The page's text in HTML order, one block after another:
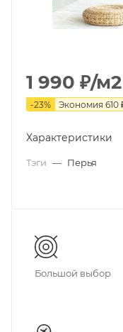
1 990 ₽/м2
-23% Экономия 610
Характеристики
Тэги — Перья
Большой выбор